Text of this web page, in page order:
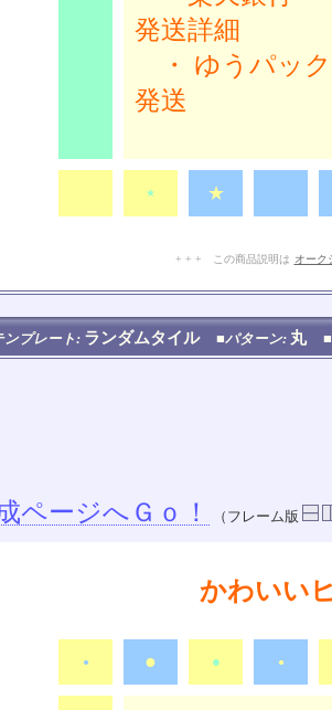
発送詳細
・ ゆうパッ
発送
★ ★
+ + + この商品説明は オーク
ンプレート: ランダムタイル ■パターン: 丸
ページへＧｏ！ （フレーム版
かわいい
● ● ● ●